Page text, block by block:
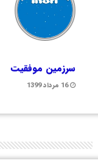
سرزمین موفقیت
16 مرداد 1399